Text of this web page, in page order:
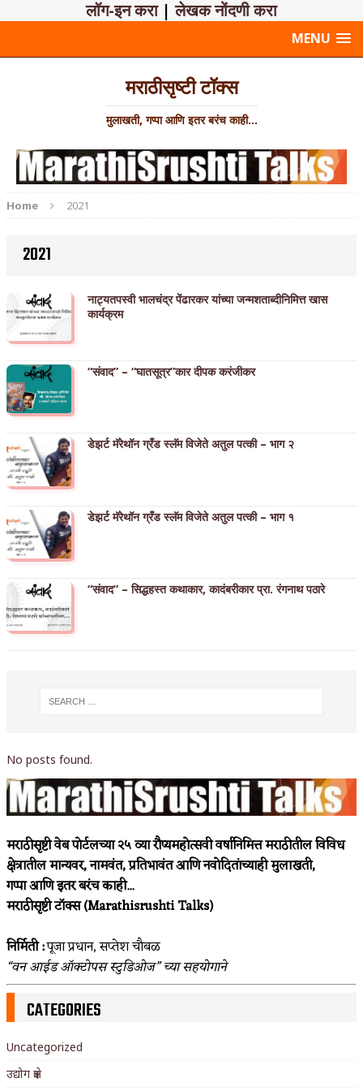
लॉग-इन करा|लेखक नोंदणी करा
MENU
मराठीसृष्टी टॉक्स
मुलाखती, गप्पा आणि इतर बरंच काही...
Home 2021
2021
नाट्यतपस्वी भालचंद्र पेंढारकर यांच्या जन्मशताब्दीनिमित्त खास
कार्यक्रम
“संवाद” – “घातसूत्र”कार दीपक करंजीकर
डेझर्ट मॅरेथॉन ग्रँड स्लॅम विजेते अतुल पत्की – भाग २
डेझर्ट मॅरेथॉन ग्रँड स्लॅम विजेते अतुल पत्की – भाग १
“संवाद” – सिद्धहस्त कथाकार, कादंबरीकार प्रा. रंगनाथ पठारे
No posts found.
मराठीसृष्टी वेब पोर्टलच्या २५ व्या रौप्यमहोत्सवी वर्षानिमित्त मराठीतील विविध
क्षेत्रातील मान्यवर, नामवंत, प्रतिभावंत आणि नवोदितांच्याही मुलाखती,
गप्पा आणि इतर बरंच काही...
मराठीसृष्टी टॉक्स (Marathisrushti Talks)
निर्मिती :पूजा प्रधान, सप्तेश चौबळ
“वन आईड ऑक्टोपस स्टुडिओज” च्या सहयोगाने
CATEGORIES
Uncategorized
उद्योग क्षेत्र